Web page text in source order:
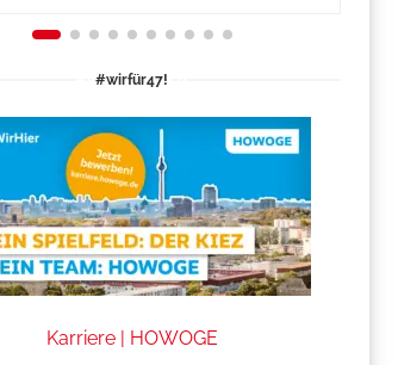
#wirfür47!
Karriere | HOWOGE